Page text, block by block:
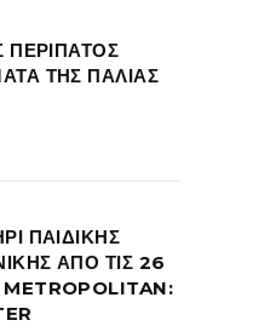
ΠΕΡΙΠΑΤΟΣ
ΤΗΣ ΠΑΛΙΑΣ
ΠΑΙΔΙΚΗΣ
ΑΠΟ ΤΙΣ 26